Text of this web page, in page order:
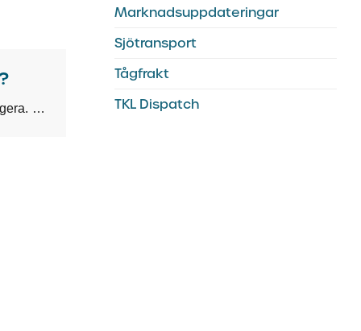
Logistik är en av de där sakerna som bara ska fungera. Det är först när
Marknadsuppdateringar
Sjötransport
Tågfrakt
TKL Dispatch